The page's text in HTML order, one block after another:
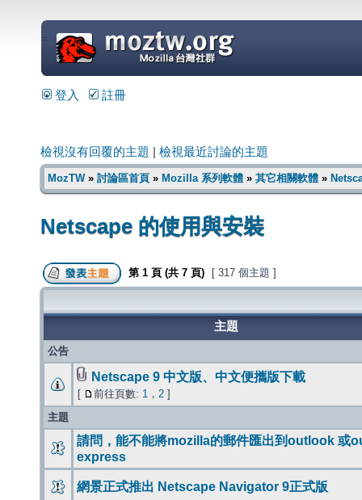
=
登入 註冊
檢視沒有回覆的主題 檢視最近討論的主題
MozTW» 討論區首頁 » Mozilla 系列軟體 » 其它相關軟體 »
Netscape 的使用與安裝
第 1 頁 (共 7 頁) [ 317 個主題 ]
主題
公告
Netscape 9 中文版、中文便攜版下載
[ 前往頁數: 1 ， 2 ]
主題
請問，能不能將mozilla的郵件匯出到outlook 或
express
網景正式推出 Netscape Navigator 9正式版